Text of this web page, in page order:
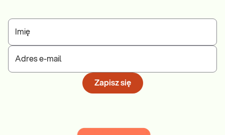
Imię
Adres e-mail
Zapisz się